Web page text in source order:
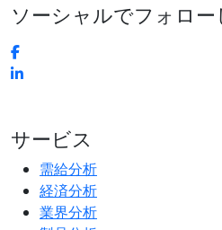
ソーシャルでフォロー
サービス
需給分析
経済分析
業界分析